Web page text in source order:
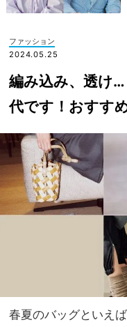
ファッション
2024.05.25
編み込み、透け
代です！おすす
春夏のバッグといえ